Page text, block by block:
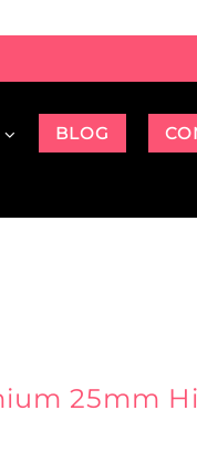
BLOG
25mm